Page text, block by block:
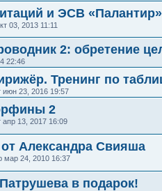
и ЭСВ «Палантир»
03, 2013 11:11
2: обретение
22:46
Тренинг по
июн 23, 2016 19:57
2
апр 13, 2017 16:09
Александра Свияша
мар 24, 2010 16:37
в подарок!